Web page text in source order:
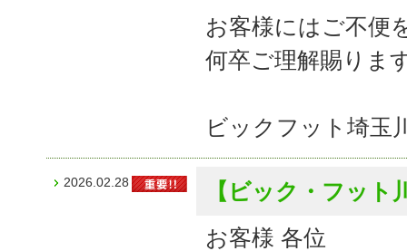
お客様にはご不便
何卒ご理解賜りま
ビックフット埼玉
2026.02.28
【ビック・フッ
お客様 各位